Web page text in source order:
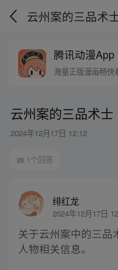
云州案的三品术
腾讯动漫App
海量正版漫画畅快
云州案的三品术士
2024年12月17日 12:12
1个回答
绯红龙
2024年12月17日
关于云州案中的三品
人物相关信息。